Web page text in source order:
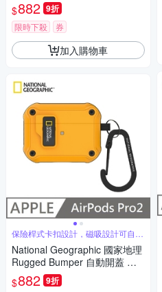
$882 9折
限時下殺 券
加入購物車
保險桿式卡扣設計，磁吸設計可自動
開蓋
National Geographic 國家地理
Rugged Bumper 自動開蓋 耳
機保護殼 適用 AirPods Pro 2 -
黃色
$882 9折